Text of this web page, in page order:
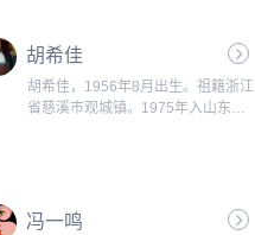
胡希佳
胡希佳，1956年8月出生。祖籍浙江
省慈溪市观城镇。1975年入山东工
1993年至1998年曾任环境艺术系副
冯一鸣